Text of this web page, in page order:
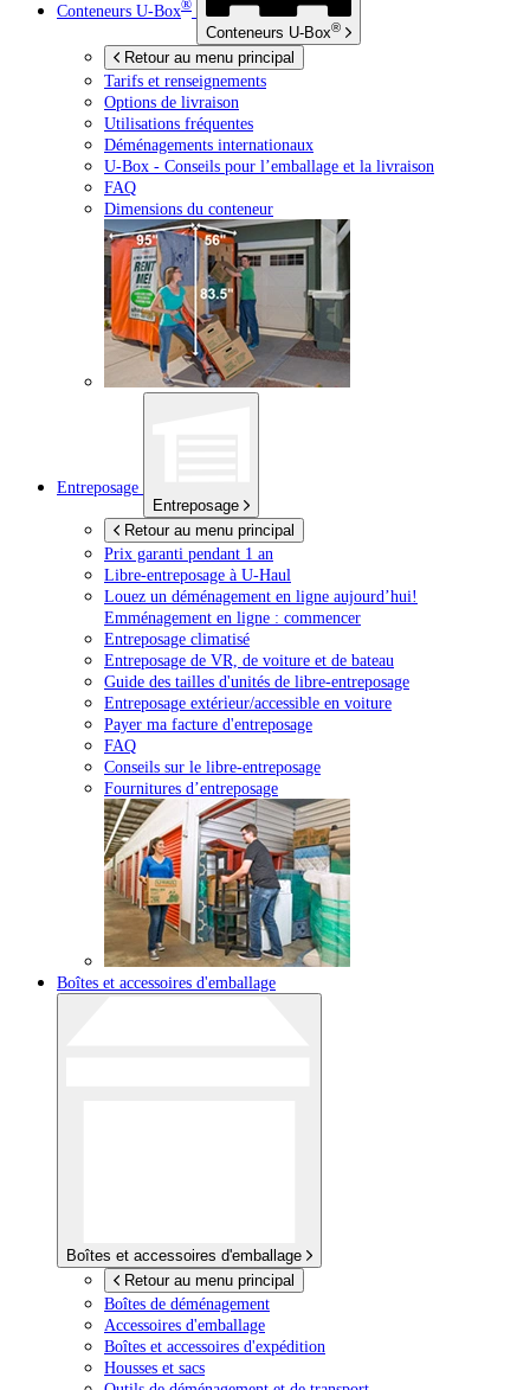
Conteneurs U-Box®
Conteneurs U-Box®
Retour au menu principal
Tarifs et renseignements
Options de livraison
Utilisations fréquentes
Déménagements internationaux
U-Box - Conseils pour l’emballage et la livraison
FAQ
Dimensions du conteneur
Entreposage
Entreposage
Retour au menu principal
Prix garanti pendant 1 an
Libre-entreposage à U-Haul
Louez un déménagement en ligne aujourd’hui!
Emménagement en ligne : commencer
Entreposage climatisé
Entreposage de VR, de voiture et de bateau
Guide des tailles d'unités de libre-entreposage
Entreposage extérieur/accessible en voiture
Payer ma facture d'entreposage
FAQ
Conseils sur le libre-entreposage
Fournitures d’entreposage
Boîtes et accessoires d'emballage
Boîtes et accessoires d'emballage
Retour au menu principal
Boîtes de déménagement
Accessoires d'emballage
Boîtes et accessoires d'expédition
Housses et sacs